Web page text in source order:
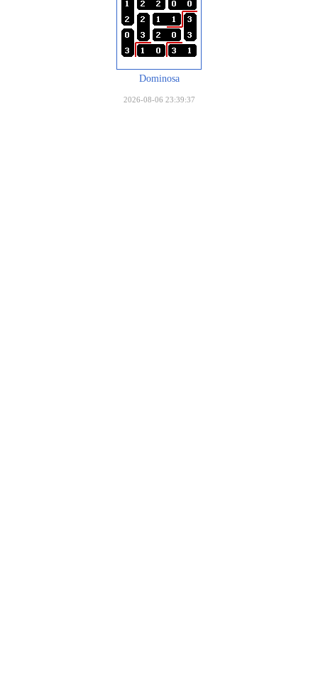
Dominosa
2026-08-06 23:39:37